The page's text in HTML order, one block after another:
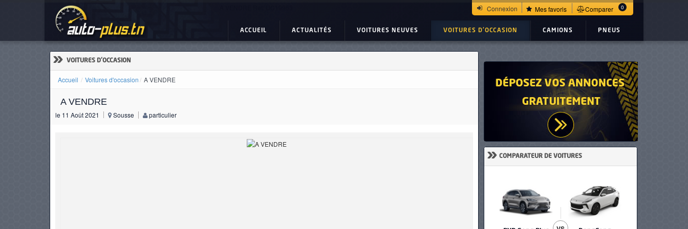
Connexion Mes favoris Comparer 0
ACCUEIL ACTUALITÉS VOITURES NEUVES VOITURES D'OCCASION CAMIONS PNEUS
» VOITURES D'OCCASION
Accueil Voitures d'occasion A VENDRE
A VENDRE
le 11 Août 2021 Sousse particulier
» COMPARATEUR DE VOITURES
ACTUALITÉS